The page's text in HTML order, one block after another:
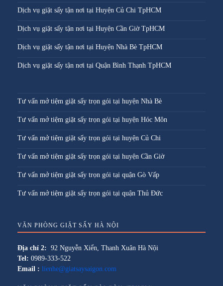
Dịch vụ giặt sấy tận nơi tại Huyện Củ Chi TpHCM
Dịch vụ giặt sấy tận nơi tại Huyện Cần Giờ TpHCM
Dịch vụ giặt sấy tận nơi tại Huyện Nhà Bè TpHCM
Dịch vụ giặt sấy tận nơi tại Quận Bình Thạnh TpHCM
Tư vấn mở tiệm giặt sấy trọn gói tại huyện Nhà Bè
Tư vấn mở tiệm giặt sấy trọn gói tại huyện Hóc Môn
Tư vấn mở tiệm giặt sấy trọn gói tại huyện Củ Chi
Tư vấn mở tiệm giặt sấy trọn gói tại huyện Cần Giờ
Tư vấn mở tiệm giặt sấy trọn gói tại quận Gò Vấp
Tư vấn mở tiệm giặt sấy trọn gói tại quận Thủ Đức
VĂN PHÒNG GIẶT SẤY HÀ NỘI
Địa chỉ 2: 92 Nguyễn Xiển, Thanh Xuân Hà Nội
Tel: 0989-333-522
Email : lienhe@giatsaysaigon.com